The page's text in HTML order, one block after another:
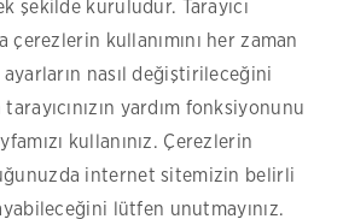
şekilde kuruludur. Tarayıcı
çerezlerin kullanımını her zaman
nasıl değiştirileceğini
yardım fonksiyonunu
kullanınız. Çerezlerin
internet sitemizin belirli
lütfen unutmayınız.